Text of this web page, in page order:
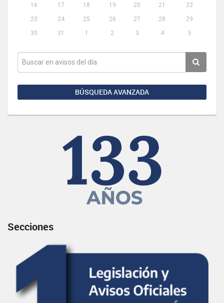
16
17 18 19 20 21
22
23
24 25 26 27 28
29
30
31 1 2 3 4 5
BÚSQUEDA AVANZADA
Secciones